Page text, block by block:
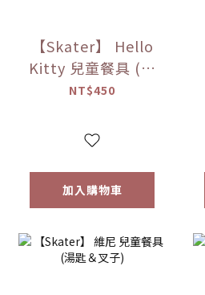
【Skater】 Hello
Kitty 兒童餐具 (湯
匙＆叉子)
NT$450
加入購物車